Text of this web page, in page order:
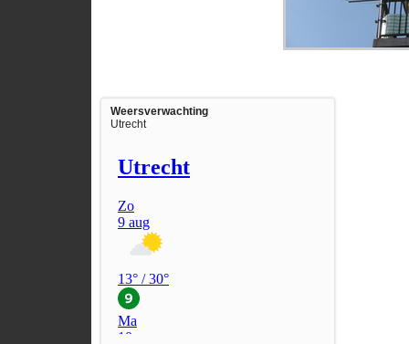
Weersverwachting
Utrecht